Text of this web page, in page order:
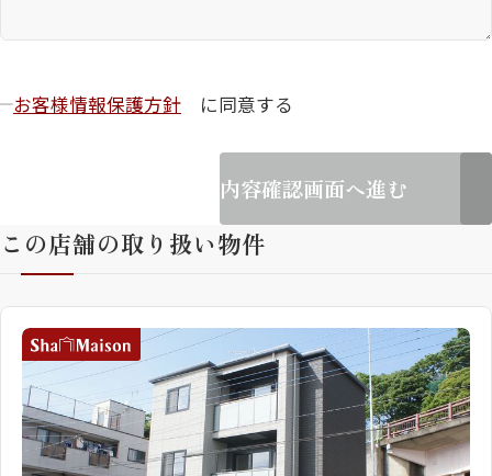
お客様情報保護方針 に同意する
内容確認画面へ進む
この店舗の取り扱い物件